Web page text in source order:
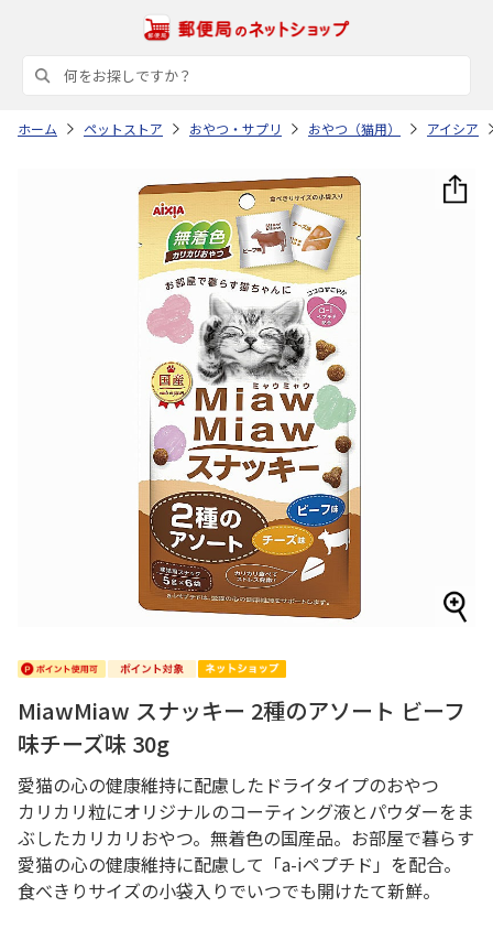
ホーム ペットストア おやつ・サプリ おやつ（猫用） アイシア
MiawMiaw スナッキー 2種のアソート ビーフ
味チーズ味 30g
愛猫の心の健康維持に配慮したドライタイプのおやつ
カリカリ粒にオリジナルのコーティング液とパウダーをま
ぶしたカリカリおやつ。無着色の国産品。お部屋で暮らす
愛猫の心の健康維持に配慮して「a-iペプチド」を配合。
食べきりサイズの小袋入りでいつでも開けたて新鮮。